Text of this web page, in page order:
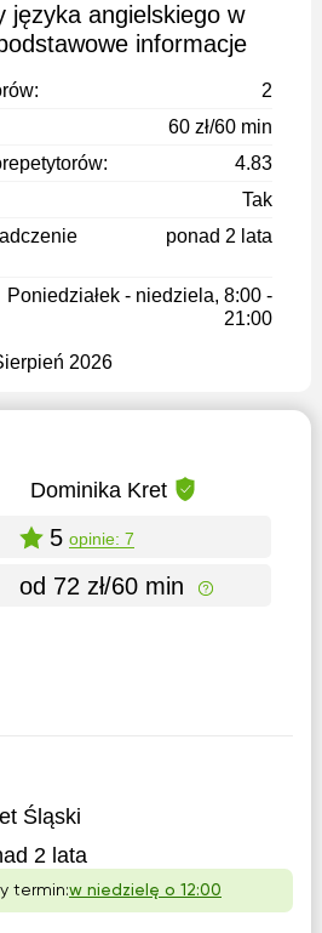
języka angielskiego w
informacje
2
60 zł/60 min
4.83
Tak
ponad 2 lata
Poniedziałek - niedziela, 8:00 -
21:00
2026
Dominika Kret
5 opinie: 7
od 72 zł/60 min
Śląski
2 lata
termin:w niedzielę o 12:00